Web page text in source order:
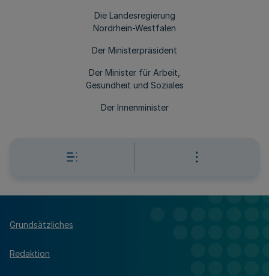
Die Landesregierung
Nordrhein-Westfalen
Der Ministerpräsident
Der Minister für Arbeit,
Gesundheit und Soziales
Der Innenminister
Grundsätzliches
Redaktion